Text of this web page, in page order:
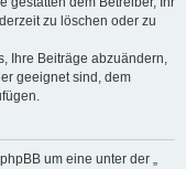
zu löschen oder zu
Ihre Beiträge abzuändern,
geeignet sind, dem
um eine unter der „